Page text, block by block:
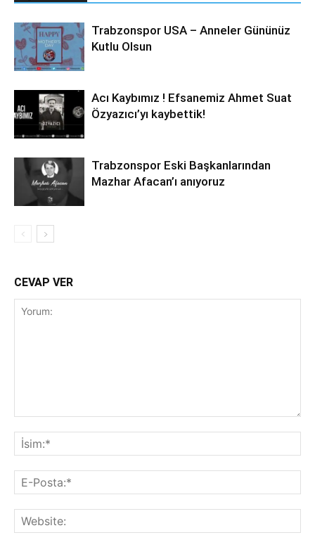
Trabzonspor USA – Anneler Gününüz
Kutlu Olsun
Acı Kaybımız ! Efsanemiz Ahmet Suat
Özyazıcı’yı kaybettik!
Trabzonspor Eski Başkanlarından
Mazhar Afacan’ı anıyoruz
CEVAP VER